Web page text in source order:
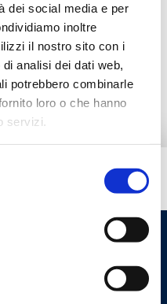
dei social media e per
inoltre
il nostro sito con i
analisi dei dati web,
potrebbero combinarle
loro o che hanno
servizi.